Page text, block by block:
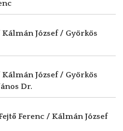
Kálmán József / Györkös
Kálmán József / Györkös
Dr.
Ferenc / Kálmán József